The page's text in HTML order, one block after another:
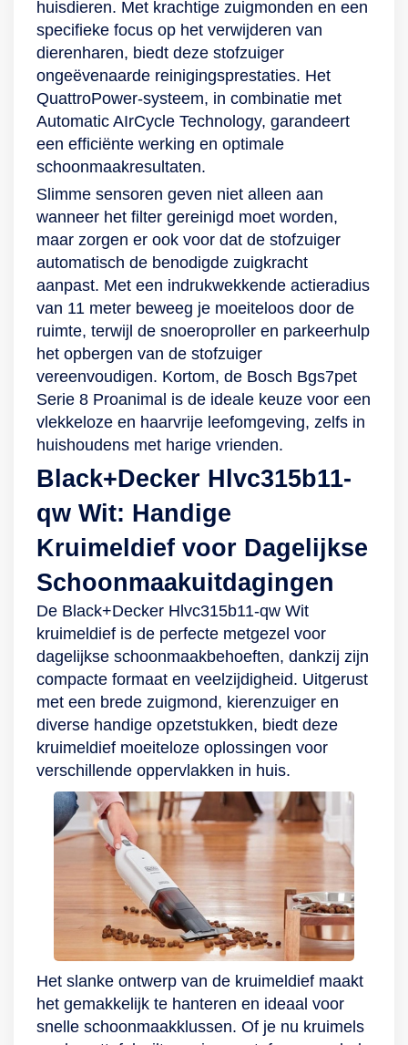
huisdieren. Met krachtige zuigmonden en een
specifieke focus op het verwijderen van
dierenharen, biedt deze stofzuiger
ongeëvenaarde reinigingsprestaties. Het
QuattroPower-systeem, in combinatie met
Automatic AIrCycle Technology, garandeert
een efficiënte werking en optimale
schoonmaakresultaten.
Slimme sensoren geven niet alleen aan
wanneer het filter gereinigd moet worden,
maar zorgen er ook voor dat de stofzuiger
automatisch de benodigde zuigkracht
aanpast. Met een indrukwekkende actieradius
van 11 meter beweeg je moeiteloos door de
ruimte, terwijl de snoeroproller en parkeerhulp
het opbergen van de stofzuiger
vereenvoudigen. Kortom, de Bosch Bgs7pet
Serie 8 Proanimal is de ideale keuze voor een
vlekkeloze en haarvrije leefomgeving, zelfs in
huishoudens met harige vrienden.
Black+Decker Hlvc315b11-
qw Wit: Handige
Kruimeldief voor Dagelijkse
Schoonmaakuitdagingen
De Black+Decker Hlvc315b11-qw Wit
kruimeldief is de perfecte metgezel voor
dagelijkse schoonmaakbehoeften, dankzij zijn
compacte formaat en veelzijdigheid. Uitgerust
met een brede zuigmond, kierenzuiger en
diverse handige opzetstukken, biedt deze
kruimeldief moeiteloze oplossingen voor
verschillende oppervlakken in huis.
Het slanke ontwerp van de kruimeldief maakt
het gemakkelijk te hanteren en ideaal voor
snelle schoonmaakklussen. Of je nu kruimels